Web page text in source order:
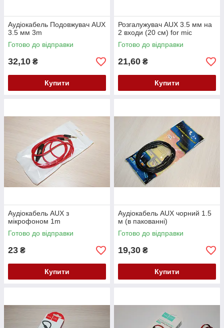
Аудіокабель Подовжувач AUX
3.5 мм 3m
Готово до відправки
32,10 ₴
Купити
Розгалужувач AUX 3.5 мм на
2 входи (20 см) for mic
Готово до відправки
21,60 ₴
Купити
Аудіокабель AUX з
мікрофоном 1m
Готово до відправки
23 ₴
Купити
Аудіокабель AUX чорний 1.5
м (в пакованні)
Готово до відправки
19,30 ₴
Купити